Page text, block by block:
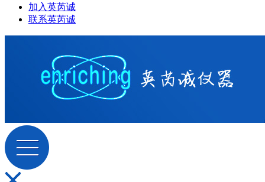
加入英芮诚
联系英芮诚